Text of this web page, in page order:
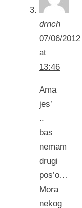
drnch
07/06/2012
at
13:46
Ama
jes’
..
bas
nemam
drugi
pos’o…
Mora
nekog